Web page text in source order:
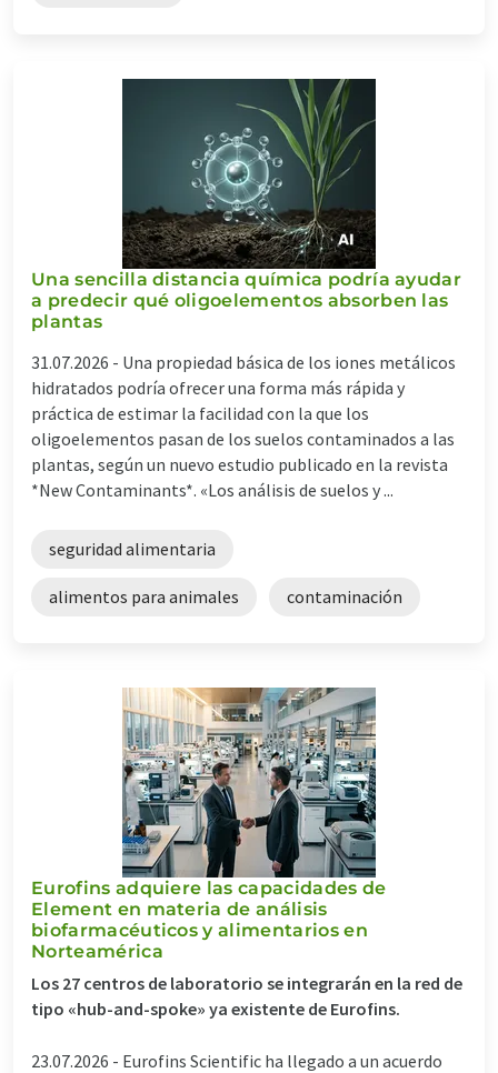
Una sencilla distancia química podría ayudar
a predecir qué oligoelementos absorben las
plantas
31.07.2026 - Una propiedad básica de los iones metálicos
hidratados podría ofrecer una forma más rápida y
práctica de estimar la facilidad con la que los
oligoelementos pasan de los suelos contaminados a las
plantas, según un nuevo estudio publicado en la revista
*New Contaminants*. «Los análisis de suelos y ...
seguridad alimentaria
alimentos para animales contaminación
Eurofins adquiere las capacidades de
Element en materia de análisis
biofarmacéuticos y alimentarios en
Norteamérica
Los 27 centros de laboratorio se integrarán en la red de
tipo «hub-and-spoke» ya existente de Eurofins.
23.07.2026 - Eurofins Scientific ha llegado a un acuerdo